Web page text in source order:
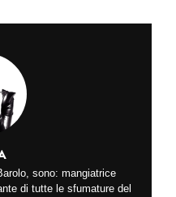
sono: mangiatrice
di tutte le sfumature del